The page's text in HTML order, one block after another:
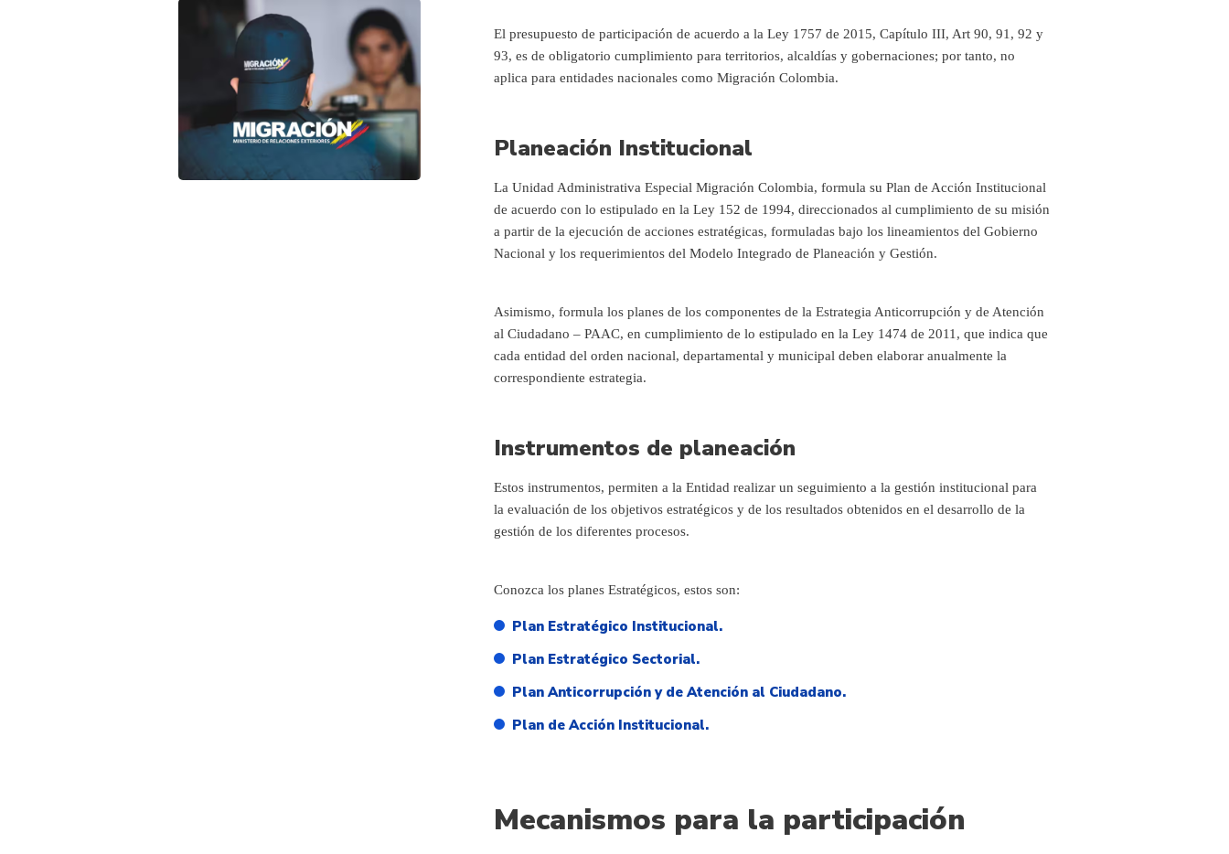
El presupuesto de participación de acuerdo a la Ley 1757 de 2015, Capítulo III, Art 90, 91, 92 y
93, es de obligatorio cumplimiento para territorios, alcaldías y gobernaciones; por tanto, no
aplica para entidades nacionales como Migración Colombia.
Planeación Institucional
La Unidad Administrativa Especial Migración Colombia, formula su Plan de Acción Institucional
de acuerdo con lo estipulado en la Ley 152 de 1994, direccionados al cumplimiento de su misión
a partir de la ejecución de acciones estratégicas, formuladas bajo los lineamientos del Gobierno
Nacional y los requerimientos del Modelo Integrado de Planeación y Gestión.
Asimismo, formula los planes de los componentes de la Estrategia Anticorrupción y de Atención
al Ciudadano – PAAC, en cumplimiento de lo estipulado en la Ley 1474 de 2011, que indica que
cada entidad del orden nacional, departamental y municipal deben elaborar anualmente la
correspondiente estrategia.
Instrumentos de planeación
Estos instrumentos, permiten a la Entidad realizar un seguimiento a la gestión institucional para
la evaluación de los objetivos estratégicos y de los resultados obtenidos en el desarrollo de la
gestión de los diferentes procesos.
Conozca los planes Estratégicos, estos son:
Plan Estratégico Institucional.
Plan Estratégico Sectorial.
Plan Anticorrupción y de Atención al Ciudadano.
Plan de Acción Institucional.
Mecanismos para la participación